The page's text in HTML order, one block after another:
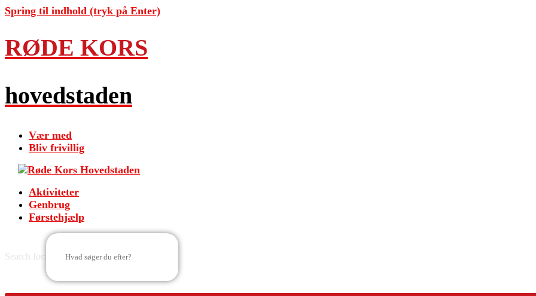
Spring til indhold (tryk på Enter)
RØDE KORS
hovedstaden
Vær med
Bliv frivillig
Aktiviteter
Genbrug
Førstehjælp
Search for: